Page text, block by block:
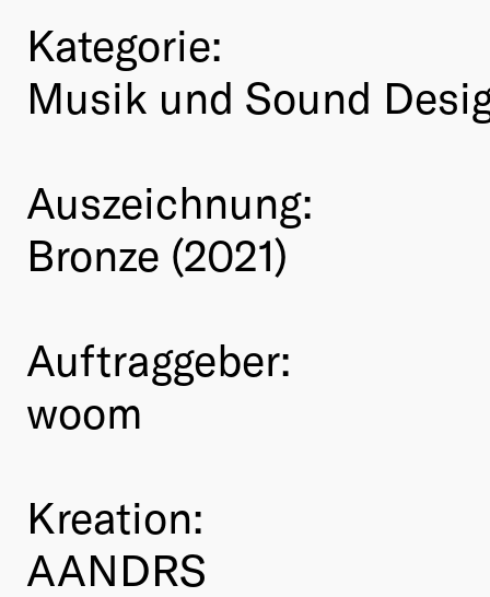
Kategorie:
Musik und Sound
Auszeichnung:
Bronze (2021)
Auftraggeber:
woom
Kreation:
AANDRS